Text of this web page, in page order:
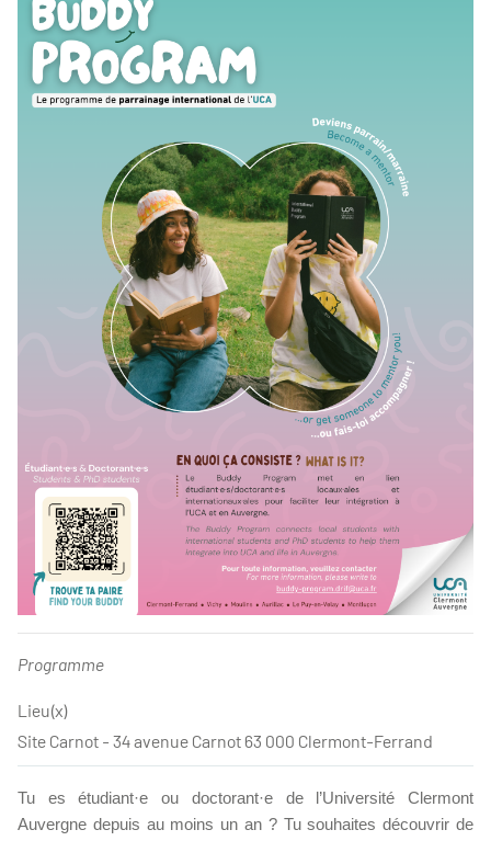
Programme
Lieu(x)
Site Carnot - 34 avenue Carnot 63 000 Clermont-Ferrand
Tu es étudiant·e ou doctorant·e de l’Université Clermont
Auvergne depuis au moins un an ? Tu souhaites découvrir de